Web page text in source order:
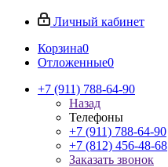
Личный кабинет
Корзина0
Отложенные0
+7 (911) 788-64-90
Назад
Телефоны
+7 (911) 788-64-90
+7 (812) 456-48-68
Заказать звонок